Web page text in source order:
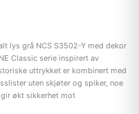
lys grå NCS S3502-Y med dekor
Classic serie inspirert av
uttrykket er kombinert med
uten skjøter og spiker, noe
økt sikkerhet mot